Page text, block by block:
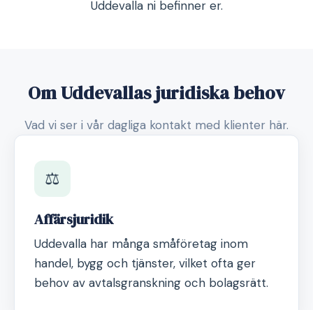
Uddevalla ni befinner er.
Om Uddevallas juridiska behov
Vad vi ser i vår dagliga kontakt med klienter här.
⚖️
Affärsjuridik
Uddevalla har många småföretag inom
handel, bygg och tjänster, vilket ofta ger
behov av avtalsgranskning och bolagsrätt.